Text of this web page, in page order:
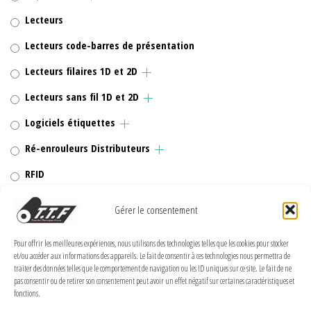
Gérer le consentement
Pour offrir les meilleures expériences, nous utilisons des technologies telles que les cookies pour stocker
et/ou accéder aux informations des appareils. Le fait de consentir à ces technologies nous permettra de
traiter des données telles que le comportement de navigation ou les ID uniques sur ce site. Le fait de ne
pas consentir ou de retirer son consentement peut avoir un effet négatif sur certaines caractéristiques et
fonctions.
Lecteurs
Lecteurs code-barres de présentation
Lecteurs filaires 1D et 2D
Lecteurs sans fil 1D et 2D
Logiciels étiquettes
Ré-enrouleurs Distributeurs
RFID
Rubans transfert thermique
Têtes d'impression